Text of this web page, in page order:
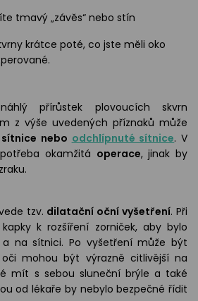
tmavý „závěs“ nebo stín
krátce poté, co jste měli oko
přírůstek plovoucích skvrn
z výše uvedených příznaků může
nebo odchlípnuté sítnice. V
okamžitá operace, jinak by
tzv. dilatační oční vyšetření. Při
k rozšíření zorniček, aby bylo
na sítnici. Po vyšetření může být
mohou být výrazně citlivější na
mít s sebou sluneční brýle a také
od lékaře by nebylo bezpečné řídit